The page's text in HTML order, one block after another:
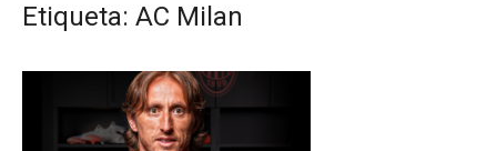
Etiqueta: AC Milan